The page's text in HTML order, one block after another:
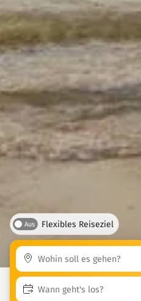
Aus Flexibles Reiseziel